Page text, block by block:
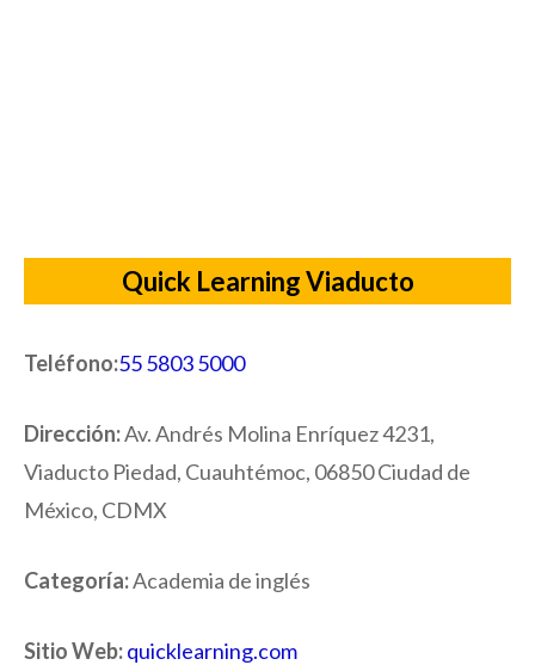
Quick Learning Viaducto
Teléfono:55 5803 5000
Dirección:Av. Andrés Molina Enríquez 4231,
Viaducto Piedad, Cuauhtémoc, 06850 Ciudad de
México, CDMX
Categoría:Academia de inglés
Sitio Web:quicklearning.com